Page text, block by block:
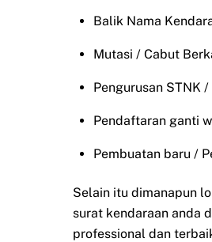
Balik Nama
Mutasi / Cabut
Pengurusan STNK
Pendaftaran ganti
Pembuatan baru /
Selain itu dimanapun
surat kendaraan anda
professional dan